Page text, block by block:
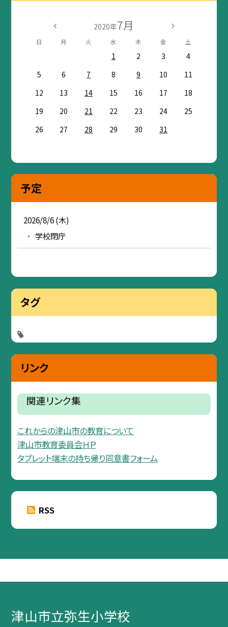
2020年7月
日 月 火 水 木 金 土
1 2 3
4
5
6 7 8 9 10
11
12
13 14 15 16 17
18
19
20 21 22 23 24
25
26
27 28 29 30 31
予定
2026/8/6 (木)
学校閉庁
タグ
リンク
関連リンク集
これからの津山市の教育について
津山市教育委員会ＨＰ
タブレット端末の持ち帰り同意書フォーム
RSS
津山市立弥生小学校